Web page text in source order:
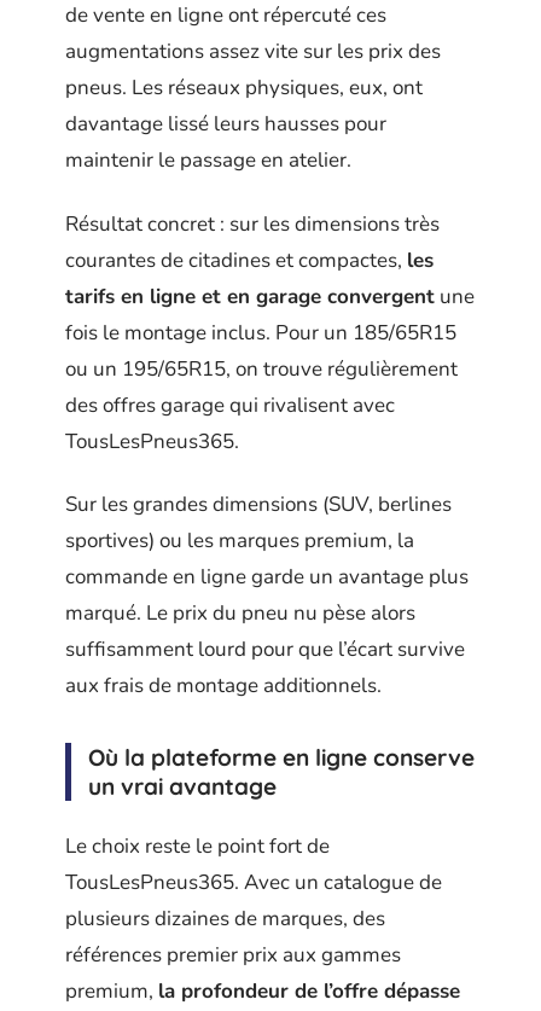
de vente en ligne ont répercuté ces
augmentations assez vite sur les prix des
pneus. Les réseaux physiques, eux, ont
davantage lissé leurs hausses pour
maintenir le passage en atelier.
Résultat concret : sur les dimensions très
courantes de citadines et compactes, les
tarifs en ligne et en garage convergent une
fois le montage inclus. Pour un 185/65R15
ou un 195/65R15, on trouve régulièrement
des offres garage qui rivalisent avec
TousLesPneus365.
Sur les grandes dimensions (SUV, berlines
sportives) ou les marques premium, la
commande en ligne garde un avantage plus
marqué. Le prix du pneu nu pèse alors
suffisamment lourd pour que l’écart survive
aux frais de montage additionnels.
Où la plateforme en ligne conserve
un vrai avantage
Le choix reste le point fort de
TousLesPneus365. Avec un catalogue de
plusieurs dizaines de marques, des
références premier prix aux gammes
premium, la profondeur de l’offre dépasse